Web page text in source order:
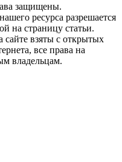
защищены.
ресурса разрешается
на страницу статьи.
взяты с открытых
все права на
владельцам.